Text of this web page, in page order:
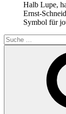
Halb Lupe,
Ernst-
Symbol für
Suche
nach: